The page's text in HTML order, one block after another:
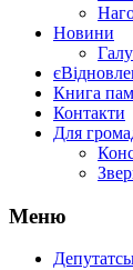
Новини
Книга
Контакти
Для
Меню